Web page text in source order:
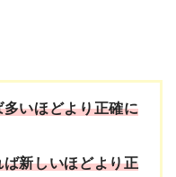
多いほどより正確に
ば新しいほどより正